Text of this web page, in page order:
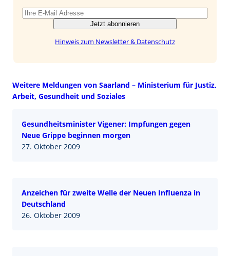
Jetzt abonnieren
Hinweis zum Newsletter & Datenschutz
Weitere Meldungen von Saarland – Ministerium für Justiz,
Arbeit, Gesundheit und Soziales
Gesundheitsminister Vigener: Impfungen gegen
Neue Grippe beginnen morgen
27. Oktober 2009
Anzeichen für zweite Welle der Neuen Influenza in
Deutschland
26. Oktober 2009